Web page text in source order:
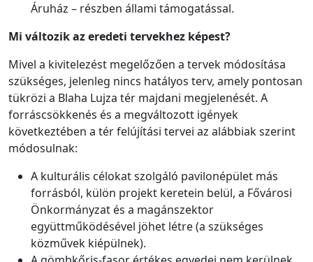
Áruház – részben állami támogatással.
Mi változik az eredeti tervekhez képest?
Mivel a kivitelezést megelőzően a tervek módosítása
szükséges, jelenleg nincs hatályos terv, amely pontosan
tükrözi a Blaha Lujza tér majdani megjelenését. A
forráscsökkenés és a megváltozott igények
következtében a tér felújítási tervei az alábbiak szerint
módosulnak:
A kulturális célokat szolgáló pavilonépület más
forrásból, külön projekt keretein belül, a Fővárosi
Önkormányzat és a magánszektor
együttműködésével jöhet létre (a szükséges
közművek kiépülnek).